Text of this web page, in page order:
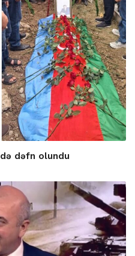
dəfn olundu